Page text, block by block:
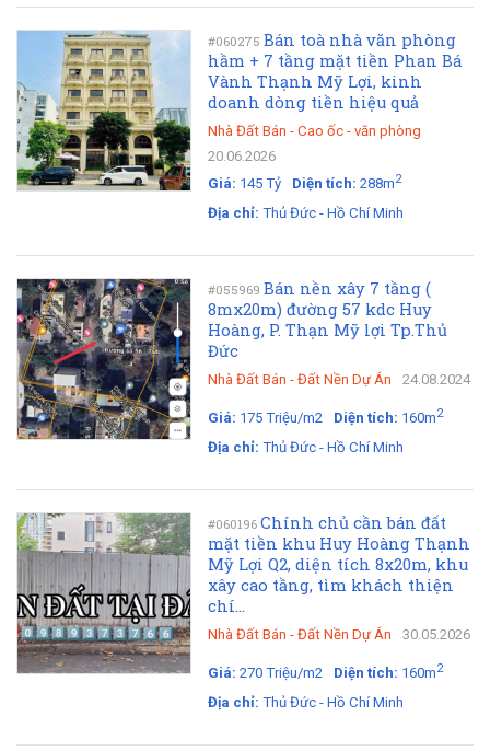
#060275 Bán toà nhà văn phòng
hầm + 7 tầng mặt tiền Phan Bá
Vành Thạnh Mỹ Lợi, kinh
doanh dòng tiền hiệu quả
Nhà Đất Bán - Cao ốc - văn phòng
20.06.2026
Giá: 145 Tỷ Diện tích: 288m2
Địa chỉ: Thủ Đức - Hồ Chí Minh
#055969 Bán nền xây 7 tầng (
8mx20m) đường 57 kdc Huy
Hoàng, P. Thạn Mỹ lợi Tp.Thủ
Đức
Nhà Đất Bán - Đất Nền Dự Án 24.08.2024
Giá: 175 Triệu/m2 Diện tích: 160m2
Địa chỉ: Thủ Đức - Hồ Chí Minh
#060196 Chính chủ cần bán đất
mặt tiền khu Huy Hoàng Thạnh
Mỹ Lợi Q2, diện tích 8x20m, khu
xây cao tầng, tìm khách thiện
chí...
Nhà Đất Bán - Đất Nền Dự Án 30.05.2026
Giá: 270 Triệu/m2 Diện tích: 160m2
Địa chỉ: Thủ Đức - Hồ Chí Minh